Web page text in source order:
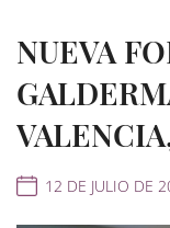
NUEVA
12 DE JULIO DE